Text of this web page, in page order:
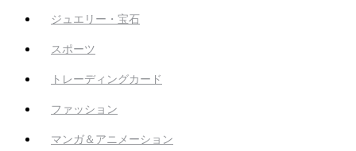
ジュエリー・宝石
スポーツ
トレーディングカード
ファッション
マンガ＆アニメーション